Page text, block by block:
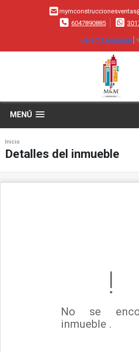
6047890885
Select Language
MENÚ
Inicio
Detalles del inmueble
No se
inmueble .